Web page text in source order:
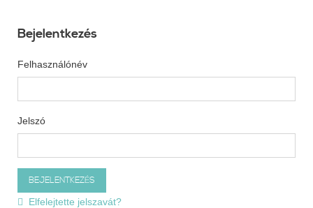
Bejelentkezés
Felhasználónév
Jelszó
Elfelejtette jelszavát?